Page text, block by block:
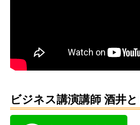
ビジネス講演講師 酒井